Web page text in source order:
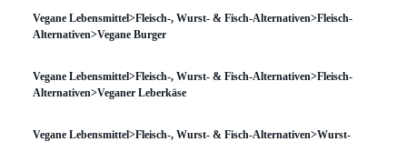
Vegane Lebensmittel>Fleisch-, Wurst- & Fisch-Alternativen>Fleisch-
Alternativen>Vegane Burger
Vegane Lebensmittel>Fleisch-, Wurst- & Fisch-Alternativen>Fleisch-
Alternativen>Veganer Leberkäse
Vegane Lebensmittel>Fleisch-, Wurst- & Fisch-Alternativen>Wurst-